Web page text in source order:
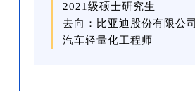
2021级硕士研究生
去向：比亚迪股份有限公司
汽车轻量化工程师